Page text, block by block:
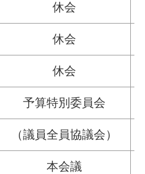
休会
休会
休会
予算特別委員会
（議員全員協議会）
本会議